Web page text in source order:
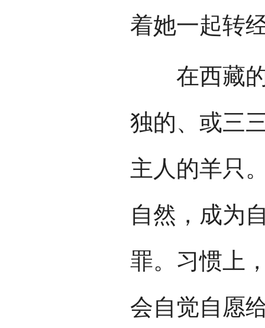
着她一起转
在西藏的
独的、或三
主人的羊只
自然，成为
罪。习惯上
会自觉自愿